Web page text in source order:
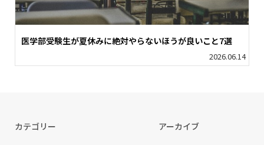
医学部受験生が夏休みに絶対やらないほうが良いこと7選
2026.06.14
カテゴリー アーカイブ